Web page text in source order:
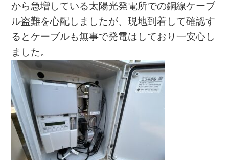
から急増している太陽光発電所での銅線ケーブ
ル盗難を心配しましたが、現地到着して確認す
るとケーブルも無事で発電はしており一安心し
ました。